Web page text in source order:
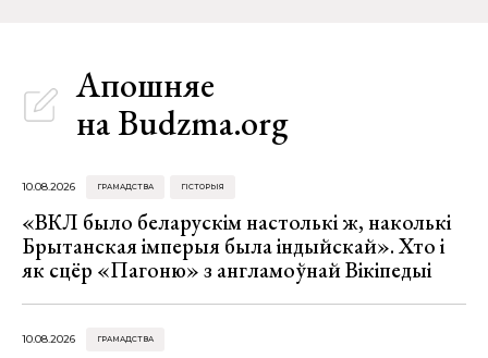
Апошняе
на Budzma.org
10.08.2026 ГРАМАДСТВА ГІСТОРЫЯ
«ВКЛ было беларускім настолькі ж, наколькі
Брытанская імперыя была індыйскай». Хто і
як сцёр «Пагоню» з англамоўнай Вікіпедыі
10.08.2026 ГРАМАДСТВА